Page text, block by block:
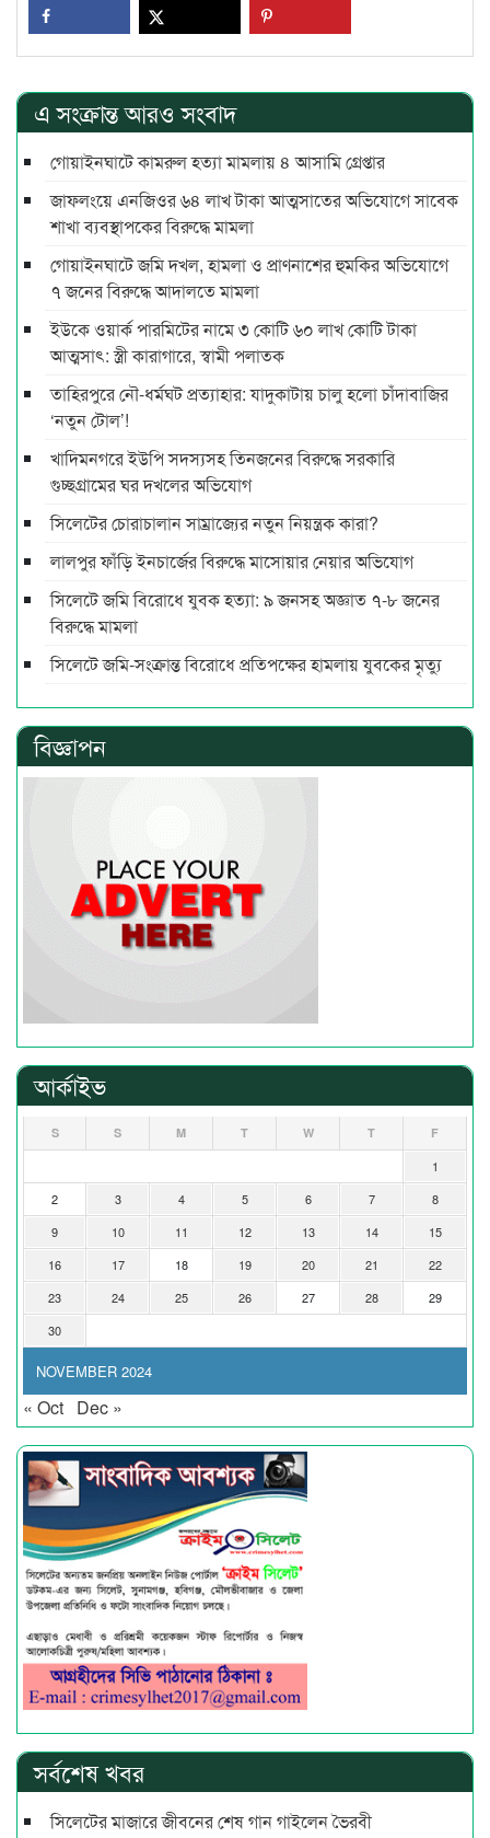
এ সংক্রান্ত আরও সংবাদ
গোয়াইনঘাটে কামরুল হত্যা মামলায় ৪ আসামি গ্রেপ্তার
জাফলংয়ে এনজিওর ৬৪ লাখ টাকা আত্মসাতের অভিযোগে সাবেক
শাখা ব্যবস্থাপকের বিরুদ্ধে মামলা
গোয়াইনঘাটে জমি দখল, হামলা ও প্রাণনাশের হুমকির অভিযোগে
৭ জনের বিরুদ্ধে আদালতে মামলা
ইউকে ওয়ার্ক পারমিটের নামে ৩ কোটি ৬০ লাখ কোটি টাকা
আত্মসাৎ: স্ত্রী কারাগারে, স্বামী পলাতক
তাহিরপুরে নৌ-ধর্মঘট প্রত্যাহার: যাদুকাটায় চালু হলো চাঁদাবাজির
‘নতুন টোল’!
খাদিমনগরে ইউপি সদস্যসহ তিনজনের বিরুদ্ধে সরকারি
গুচ্ছগ্রামের ঘর দখলের অভিযোগ
সিলেটের চোরাচালান সাম্রাজ্যের নতুন নিয়ন্ত্রক কারা?
লালপুর ফাঁড়ি ইনচার্জের বিরুদ্ধে মাসোয়ার নেয়ার অভিযোগ
সিলেটে জমি বিরোধে যুবক হত্যা: ৯ জনসহ অজ্ঞাত ৭-৮ জনের
বিরুদ্ধে মামলা
সিলেটে জমি-সংক্রান্ত বিরোধে প্রতিপক্ষের হামলায় যুবকের মৃত্যু
বিজ্ঞাপন
আর্কাইভ
NOVEMBER 2024
S S M T W T F
1
2
3 4 5 6 7
8
9
10 11 12 13 14
15
16
17 18 19 20 21
22
23
24 25 26 27 28
29
30
« Oct Dec »
সর্বশেষ খবর
সিলেটের মাজারে জীবনের শেষ গান গাইলেন ভৈরবী